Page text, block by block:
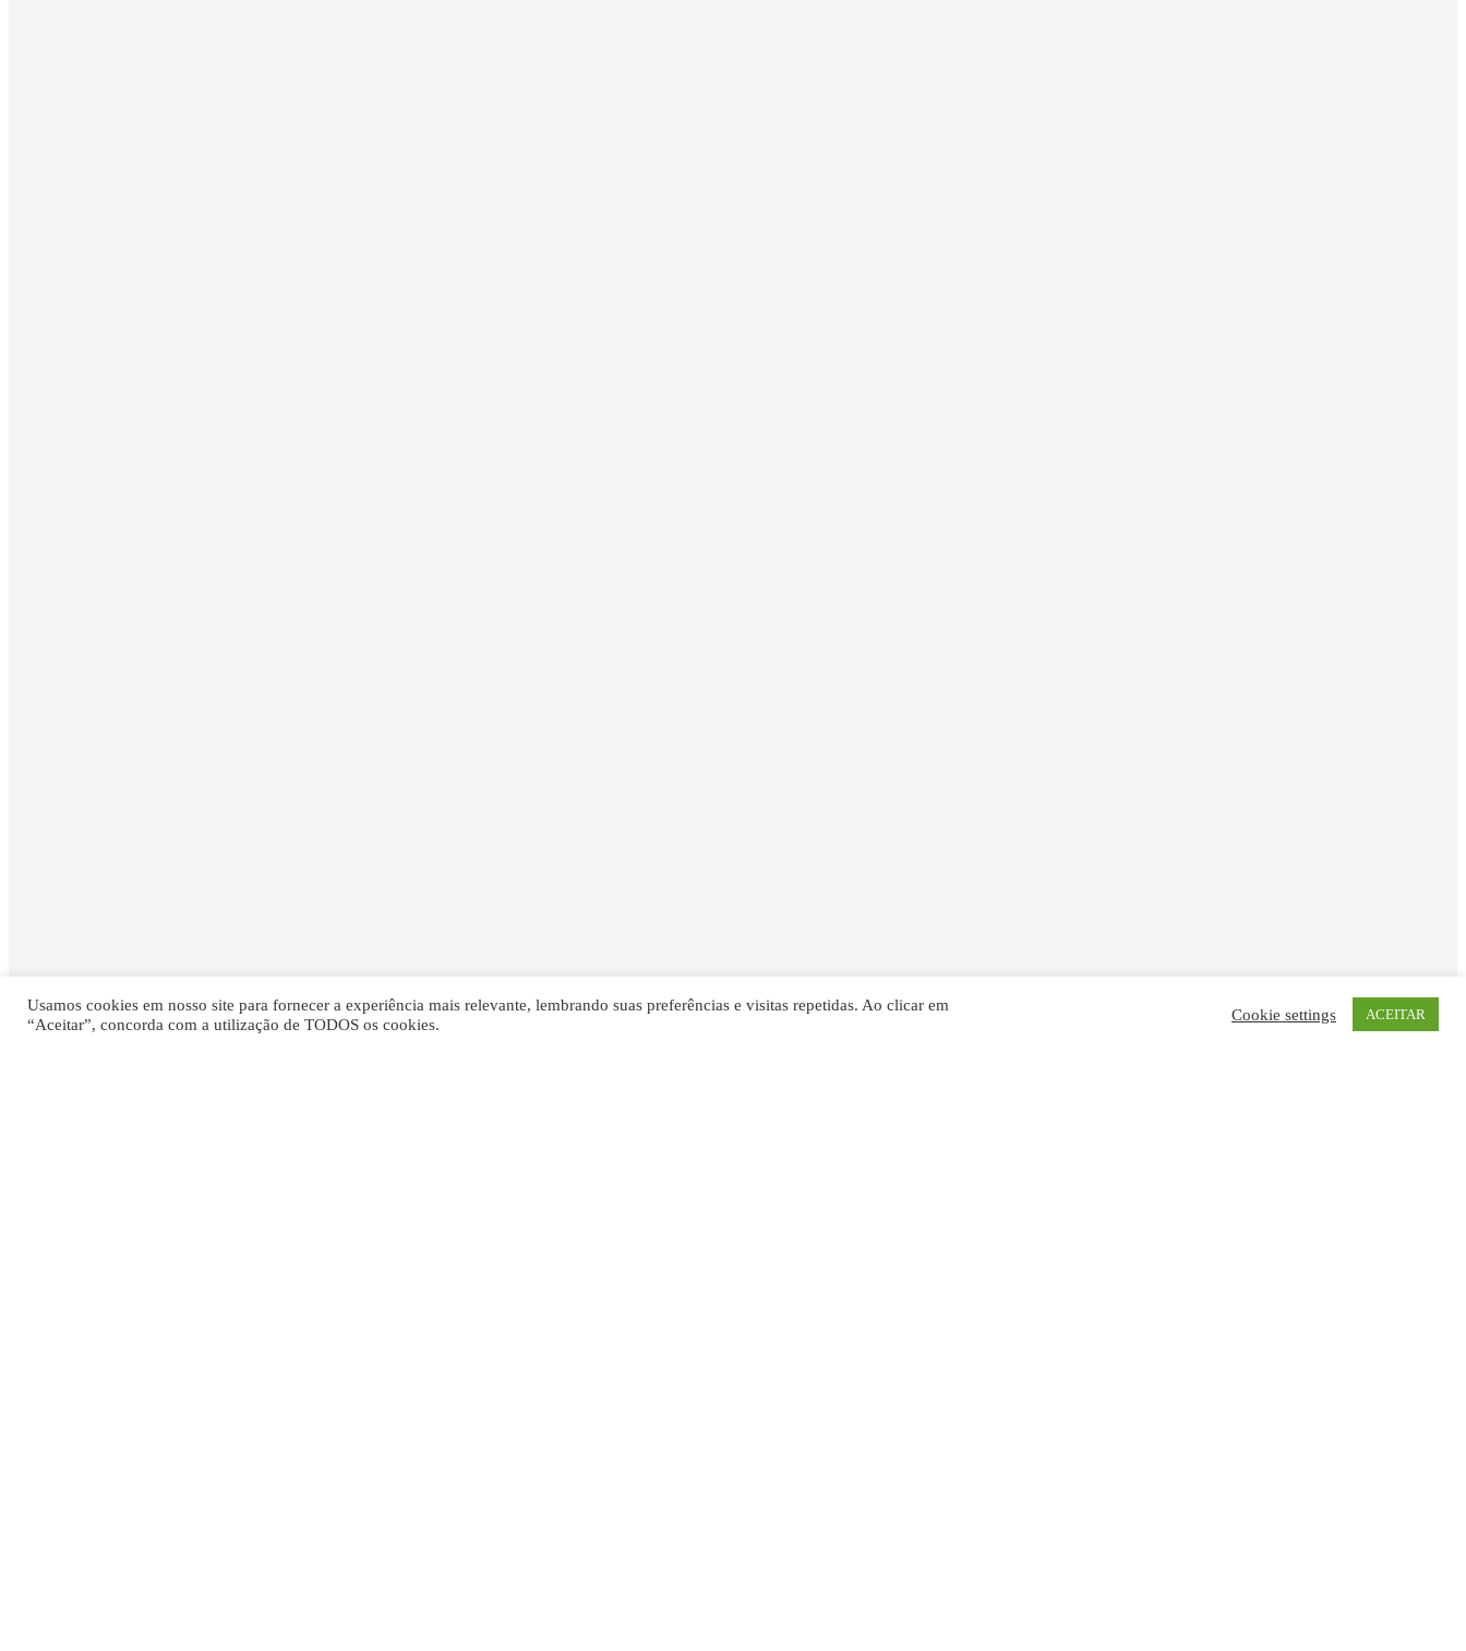
Usamos cookies em nosso site para fornecer a experiência mais relevante, lembrando suas preferências e visitas repetidas. Ao clicar em
“Aceitar”, concorda com a utilização de TODOS os cookies.
Cookie settings ACEITAR